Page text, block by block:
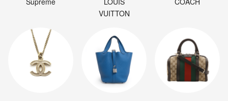
VUITTON